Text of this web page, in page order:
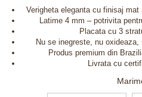
Verigheta eleganta cu finisaj
Latime 4 mm – potrivita
Placata cu 3
Nu se inegreste, nu
Produs premium din
Livrata cu